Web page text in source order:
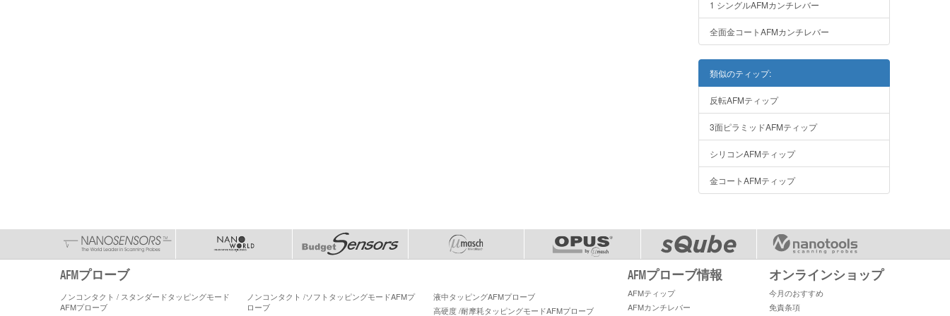
1 シングルAFMカンチレバー
全面金コートAFMカンチレバー
類似のティップ:
反転AFMティップ
3面ピラミッドAFMティップ
シリコンAFMティップ
金コートAFMティップ
AFMプローブ
ノンコンタクト / スタンダードタッピングモード
AFMプローブ
ノンコンタクト /ソフトタッピングモードAFMプ
ローブ
液中タッピングAFMプローブ
高硬度 /耐摩耗タッピングモードAFMプローブ
AFMプローブ情報
AFMティップ
AFMカンチレバー
オンラインショップ
今月のおすすめ
免責条項